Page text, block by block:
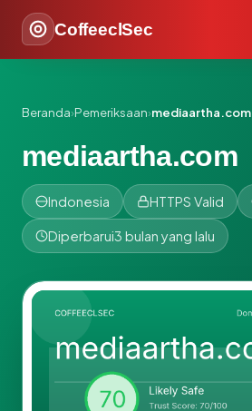
CoffeeclSec
Beranda›Pemeriksaan›mediaartha.com
mediaartha.com
Indonesia HTTPS Valid
Diperbarui3 bulan yang lalu